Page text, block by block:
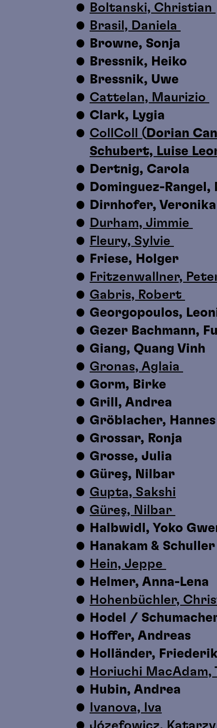
Boltanski, Christian
Brasil, Daniela
Browne, Sonja
Bressnik, Heiko
Bressnik, Uwe
Cattelan, Maurizio
Clark, Lygia
CollColl ( Dorian
Schubert, Luise
Dertnig, Carola
Dominguez-Rangel,
Dirnhofer, Veronika
Durham, Jimmie
Fleury, Sylvie
Friese, Holger
Fritzenwallner,
Gabris, Robert
Georgopoulos,
Gezer Bachmann,
Giang, Quang Vinh
Gronas, Aglaia
Gorm, Birke
Grill, Andrea
Gröblacher, Hannes
Grossar, Ronja
Grosse, Julia
Güreş, Nilbar
Gupta, Sakshi
Güreş, Nilbar
Halbwidl, Yoko
Hanakam & Schuller
Hein, Jeppe
Helmer, Anna-Lena
Hohenbüchler,
Hodel /
Hoffer, Andreas
Holländer,
Horiuchi MacAdam,
Hubin, Andrea
Ivanova, Iva
Józefowicz,